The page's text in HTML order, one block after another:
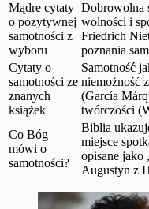
Mądre cytaty
o pozytywnej
samotności z
wyboru
Dobrowolna
wolności i
Friedrich
poznania
Cytaty o
samotności ze
znanych
książek
Samotność
niemożność
(García
twórczości
Co Bóg
mówi o
samotności?
Biblia
miejsce
opisane jako
Augustyn z